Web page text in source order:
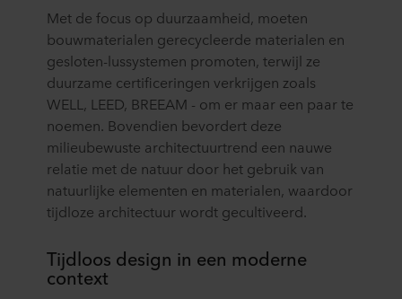
Met de focus op duurzaamheid, moeten
bouwmaterialen gerecycleerde materialen en
gesloten-lussystemen promoten, terwijl ze
duurzame certificeringen verkrijgen zoals
WELL, LEED, BREEAM - om er maar een paar te
noemen. Bovendien bevordert deze
milieubewuste architectuurtrend een nauwe
relatie met de natuur door het gebruik van
natuurlijke elementen en materialen, waardoor
tijdloze architectuur wordt gecultiveerd.
Tijdloos design in een moderne
context